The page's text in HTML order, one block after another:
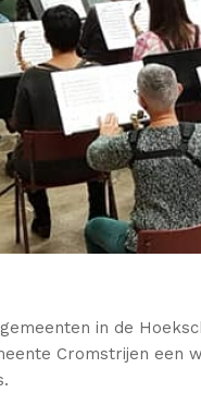
in de
Cromstrijen een